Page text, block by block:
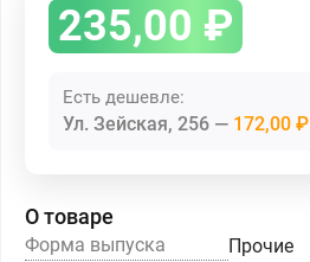
235,00 ₽
Есть дешевле:
Ул. Зейская, 256 172,00 ₽
О товаре
Форма выпуска
Прочие